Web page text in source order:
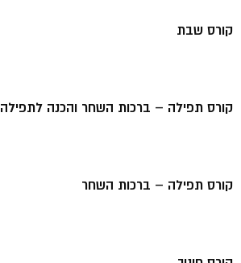
קורס שבת
קורס תפילה – ברכות השחר והכנה לתפילה
קורס תפילה – ברכות השחר